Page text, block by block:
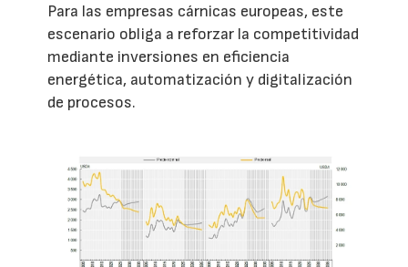
Para las empresas cárnicas europeas, este
escenario obliga a reforzar la competitividad
mediante inversiones en eficiencia
energética, automatización y digitalización
de procesos.